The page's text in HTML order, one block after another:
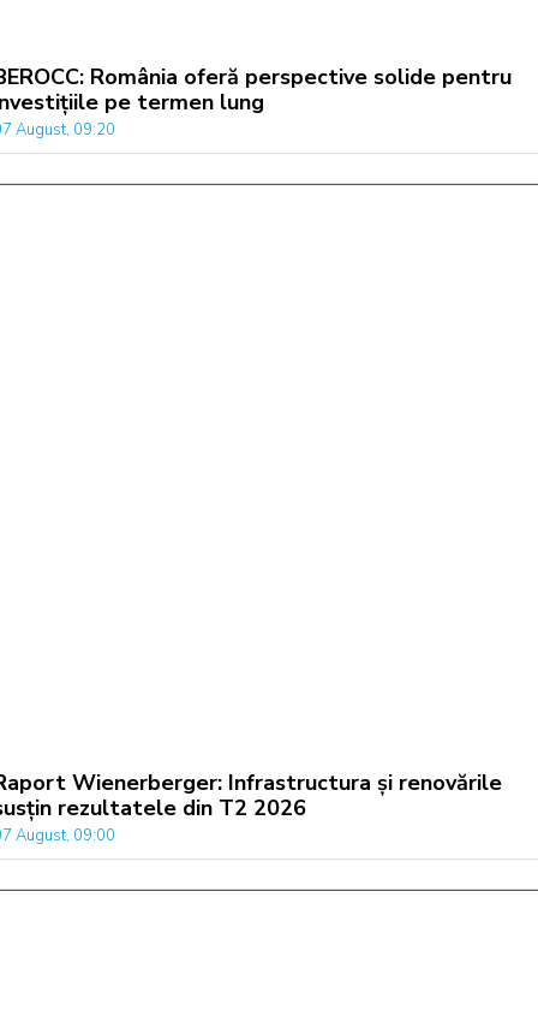
România oferă perspective solide pentru
pe termen lung
August, 09:20
Wienerberger: Infrastructura și renovările
rezultatele din T2 2026
August, 09:00